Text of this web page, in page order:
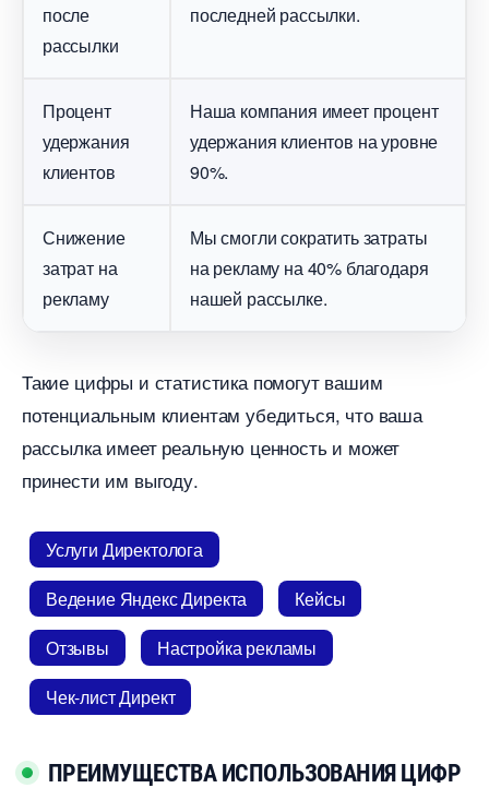
после
рассылки
последней рассылки.
Процент
удержания
клиенто
Наша компания имеет процент
удержания клиентов на уровне
90%.
Снижение
затрат на
рекламу
Мы смогли сократить затраты
на рекламу на 40% благодаря
нашей рассылке.
Такие цифры и статистика помогут вашим
потенциальным клиентам убедиться, что ваша
рассылка имеет реальную ценность и может
принести им выгоду.
Услуги Директолога
едение Яндекс Директа
Кейсы
Отзывы
Настройка рекламы
Чек-лист Директ
ПРЕИМУЩЕСТВА ИСПОЛЬЗОВАНИЯ ЦИФР